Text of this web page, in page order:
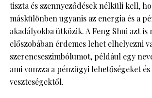
tiszta és szennyeződések nélküli kell,
máskülönben ugyanis az energia és a
akadályokba ütközik. A Feng Shui azt is
előszobában érdemes lehet elhelyezni
szerencseszimbólumot, például egy
ami vonzza a pénzügyi lehetőségeket
veszteségektől.